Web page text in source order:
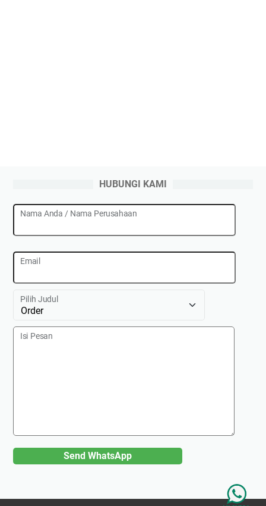
HUBUNGI KAMI
Nama Anda / Nama Perusahaan
Email
Pilih Judul
Isi Pesan
Send WhatsApp